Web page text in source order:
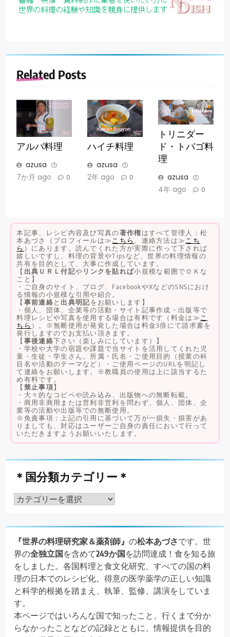
Related Posts
アルバ料理
azusa
7か月 ago
0
ハイチ料理
azusa
2年 ago
0
トリニダー
ド・トバゴ料
理
azusa
4年 ago
0
本記事、レシピ内容及び写真の著作権はすべて管理人：松
本あづさ（プロフィールは≫こちら 、連絡方法は≫こち
ら ）にあります。読んでくれた方が実際に作って下されば
嬉しいですし、料理の背景やTipsなど、世界の料理情報の
共有を目的として、大事に作成しています。
【 出典ＵＲＬ付記や リンクを貼れば小規模な範囲でＯＫな
こと】
・ご自身のサイト、ブログ、FacebookやXなどのSNSにおけ
る情報の小規模な引用や紹介。
【 事前連絡と 出典明記をお願いします】
・個人、団体、企業等の活動・サイト記事作成・出版等で
料理レシピや写真を使用する場合は有料です（料金は≫こ
ちら ）。※無断使用が発覚した場合は料金3倍にて請求書を
発行しますのでお支払い頂きます。
【 事後連絡下さい（楽しみにしています）】
・学校や大学の宿題や課題で当サイトを活用してくれた児
童・生徒・学生さん。所属・氏名・ご使用目的（授業の科
目名や活動のテーマなど）・ご使用ページのURLを明記し
て連絡をお願いします。※教職員の使用は上に該当するた
め有料です。
【 禁止事項】
・大々的なコピペや読み込み、出版物への無断転載。
・商用非商用または営利非営利を問わず、個人、団体、企
業等の活動や出版等での無断使用。
※免責事項：上記の引用に基づいて万が一損失・損害があ
りましても、対応はユーザーご自身の責任において行って
いただきますようお願いいたします。
＊国分類カテゴリー＊
＊
分
類
カ
テ
ゴ
リ
ー
＊
『世界の料理研究家＆薬剤師』 の松本あづさです。世
界の全独立国 を含めて249か国 を訪問達成！食を知る旅
をしました。各国料理と食文化研究、すべての国の料
理の日本でのレシピ化。得意の医学薬学の正しい知識
と科学的根拠を踏まえ、執筆、監修、講演をしていま
す。
本ページではいろんな国で知ったこと、行くまで分か
らなかったことなどの記録とともに、情報提供を目的